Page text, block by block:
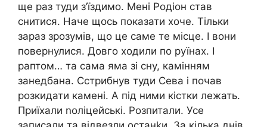
ще раз туди з’їздимо. Мені Родіон став
снитися. Наче щось показати хоче. Тільки
зараз зрозумів, що це саме те місце. І вони
повернулися. Довго ходили по руїнах. І
раптом… та сама яма зі сну, камінням
занедбана. Сстрибнув туди Сева і почав
розкидати камені. А під ними кістки лежать.
Приїхали nоліцейські. Розпитали. Усе